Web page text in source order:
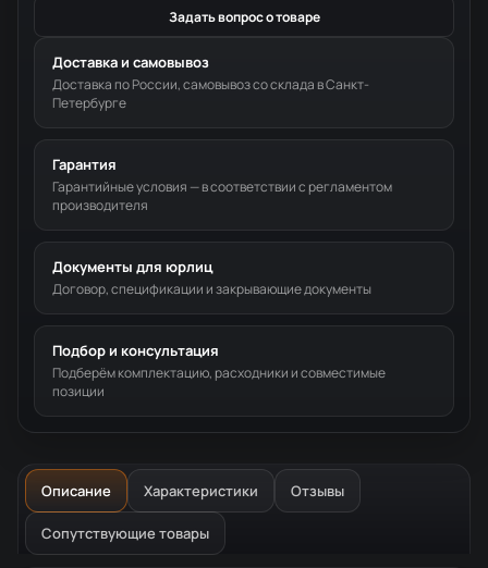
Задать вопрос о товаре
Доставка и самовывоз
Доставка по России, самовывоз со склада в Санкт-
Петербурге
Гарантия
Гарантийные условия — в соответствии с регламентом
производителя
Документы для юрлиц
Договор, спецификации и закрывающие документы
Подбор и консультация
Подберём комплектацию, расходники и совместимые
позиции
Описание Характеристики Отзывы
Сопутствующие товары